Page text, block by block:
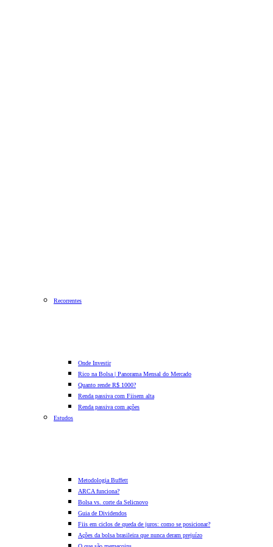
Recorrentes
Onde Investir
Rico na Bolsa | Panorama Mensal do Mercado
Quanto rende R$ 1000?
Renda passiva com Fiisem alta
Renda passiva com ações
Estudos
Metodologia Buffett
ARCA funciona?
Bolsa vs. corte da Selicnovo
Guia de Dividendos
Fiis em ciclos de queda de juros: como se posicionar?
Ações da bolsa brasileira que nunca deram prejuízo